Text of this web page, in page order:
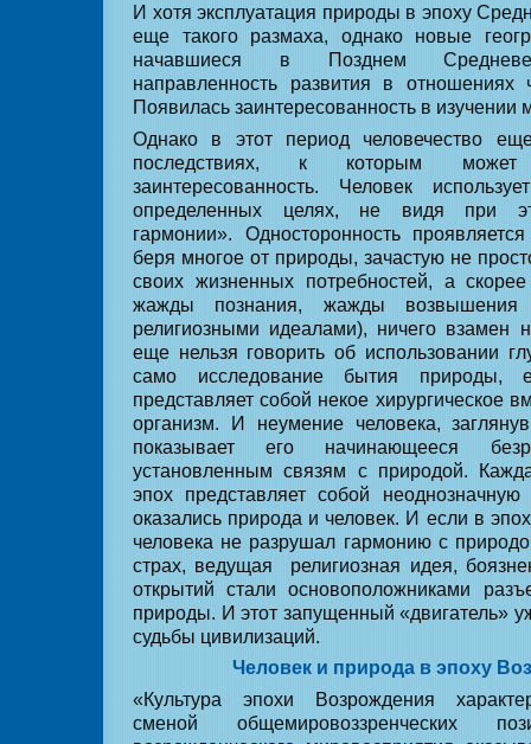
И хотя эксплуатация природы в эпоху
еще такого размаха, однако новые
начавшиеся в Позднем
направленность развития в отношениях
Появилась заинтересованность в
Однако в этот период человечество
последствиях, к которым
заинтересованность. Человек
определенных целях, не видя при
гармонии». Односторонность
беря многое от природы, зачастую не
своих жизненных потребностей, а
жажды познания, жажды возвышения
религиозными идеалами), ничего взамен
еще нельзя говорить об использовании
само исследование бытия природы,
представляет собой некое хирургическое
организм. И неумение человека,
показывает его начинающееся
установленным связям с природой.
эпох представляет собой
оказались природа и человек. И если в
человека не разрушал гармонию с
страх, ведущая
религиозная идея,
открытий стали основоположниками
природы. И этот запущенный «двигатель»
судьбы цивилизаций.
Человек и природа в эпоху
«Культура эпохи Возрождения
сменой общемировоззренческих